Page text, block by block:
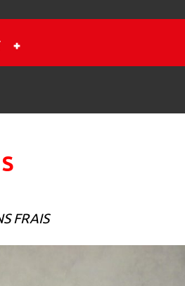
FRAIS